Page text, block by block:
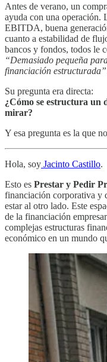
Antes de verano, un
ayuda con una operación.
EBITDA, buena
cuanto a estabilidad de
bancos y fondos, todos le
“Demasiado pequeña
financiación estructurada”
Su pregunta era directa:
¿Cómo se estructura un
mirar?
Y esa pregunta es la que
Hola, soy Jacinto Castillo.
Esto es Prestar y Pedir
financiación corporativa y
estar al otro lado. Este
de la financiación
complejas estructuras
económico en un mundo